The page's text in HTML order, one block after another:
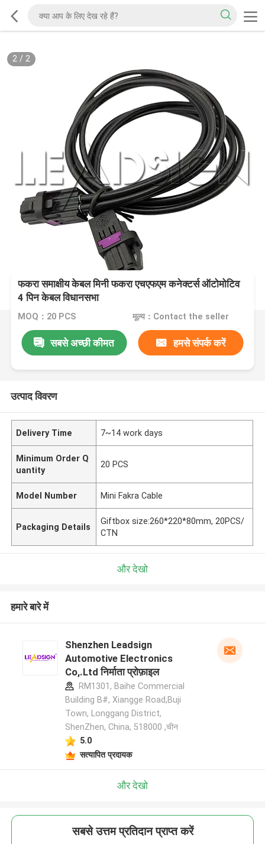
2/ 2
फकरा समाक्षीय केबल मिनी फकरा एचएफएम कनेक्टर्स ऑटोमोटिव
4 पिन केबल विधानसभा
MOQ：20 PCS मूल्य：Contact the seller
सबसे अच्छी कीमत हमसे संपर्क करें
उत्पाद विवरण
Delivery Time 7~14 work days
Minimum Order Q
uantity
20 PCS
Model Number Mini Fakra Cable
Packaging Details
Giftbox size:260*220*80mm, 20PCS/
CTN
और देखो
हमारे बारे में
Shenzhen Leadsign
Automotive Electronics
Co,.Ltd निर्माता प्रोफ़ाइल
RM1301, Baihe Commercial
Building B#, Xiangge Road,Buji
Town, Longgang District,
ShenZhen, China, 518000 ,चीन
5.0
सत्यापित प्रदायक
और देखो
सबसे उत्तम प्रतिदान प्राप्त करें